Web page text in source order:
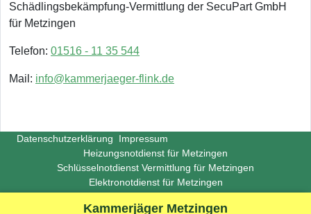
Kammerjäger Metzingen
Schädlingsbekämpfung-Vermittlung der SecuPart GmbH
für Metzingen
Telefon: 01516 - 11 35 544
Mail: info@kammerjaeger-flink.de
Datenschutzerklärung
Impressum
Heizungsnotdienst für Metzingen
Schlüsselnotdienst Vermittlung für Metzingen
Elektronotdienst für Metzingen
(Last update 2026-06-29)